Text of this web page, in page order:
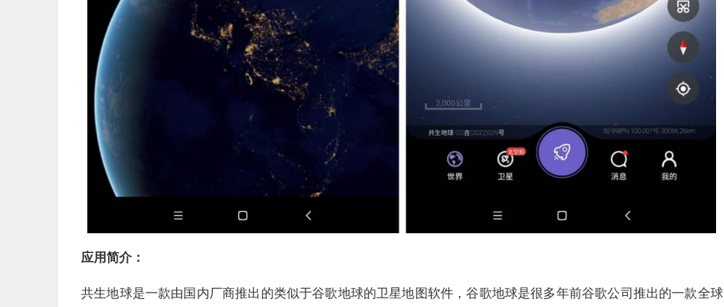
应用简介：
共生地球是一款由国内厂商推出的类似于谷歌地球的卫星地图软件，谷歌地球是很多年前谷歌公司推出的一款全球